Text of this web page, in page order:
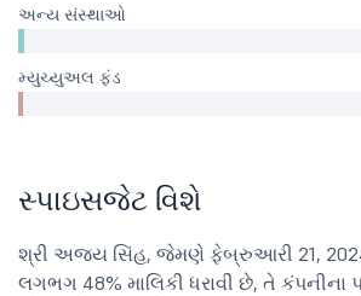
અન્ય સંસ્થાઓ
મ્યુચ્યુઅલ ફંડ
સ્પાઇસજેટ વિશે
શ્રી અજય સિંહ, જેમણે ફેબ્રુઆરી 21,
લગભગ 48% માલિકી ધરાવી છે, તે કંપનીના